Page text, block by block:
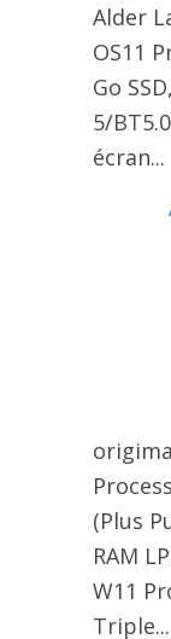
Alder
OS11
Go
5/
écran...
(Plus
RAM
W11
Triple...